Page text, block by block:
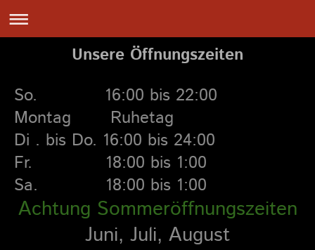
Unsere Öffnungszeiten
So. 16:00 bis 22:00
Montag Ruhetag
Di . bis Do. 16:00 bis 24:00
Fr. 18:00 bis 1:0 0
Sa. 18:00 bis 1:00
Achtung Sommeröffnungszeiten
Juni, Juli, August